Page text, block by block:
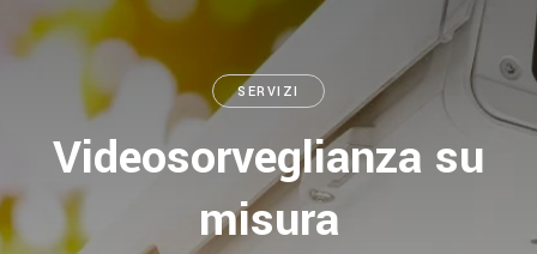
SERVIZI
Videosorveglianza su
misura